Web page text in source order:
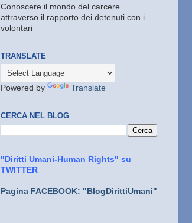
Conoscere il mondo del carcere
attraverso il rapporto dei detenuti con i
volontari
TRANSLATE
Powered by Translate
CERCA NEL BLOG
"Diritti Umani-Human Rights" su
TWITTER
Pagina FACEBOOK: "BlogDirittiUmani"